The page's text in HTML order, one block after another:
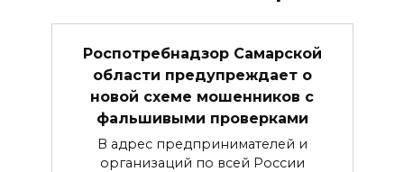
Роспотребнадзор Самарской
области предупреждает о
новой схеме мошенников с
фальшивыми проверками
В адрес предпринимателей и
организаций по всей России